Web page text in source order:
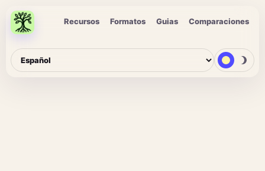
Recursos Formatos Guias Comparaciones